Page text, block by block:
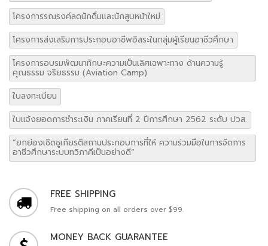
โครงการรณรงค์ลดนักดื่มและนักสูบหน้าใหม่
โครงการส่งเสริมการประกอบอาชีพอิสระในกลุ่มผู้เรียนอาชีวศึกษา
โครงการอบรมพัฒนาทักษะความเป็นเลิศเฉพาะทาง ด้านความรู้
คุณธรรม จริยธรรม (Aviation Camp)
ใบลงทะเบียน
ใบแจ้งยอดการชำระเงิน ภาคเรียนที่ 2 ปีการศึกษา 2562 ระดับ ปวส.
“ยกย่องเชิดชูเกียรติสถานประกอบการที่ให้ ความร่วมมือในการจัดการ
อาชีวศึกษาระบบทวิภาคีเป็นอย่างดี”
FREE SHIPPING
Free shipping on all orders over $99.
MONEY BACK GUARANTEE